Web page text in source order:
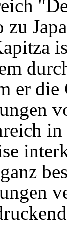
er die